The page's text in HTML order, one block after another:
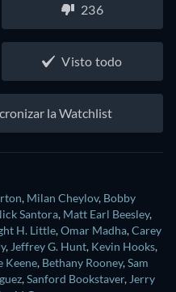
236
Visto todo
la Watchlist
, Milan Cheylov, Bobby
Santora, Matt Earl Beesley,
H. Little,Omar Madha,Carey
, Jeffrey G. Hunt, Kevin Hooks,
Keene, Bethany Rooney,Sam
,Sanford Bookstaver, Jerry